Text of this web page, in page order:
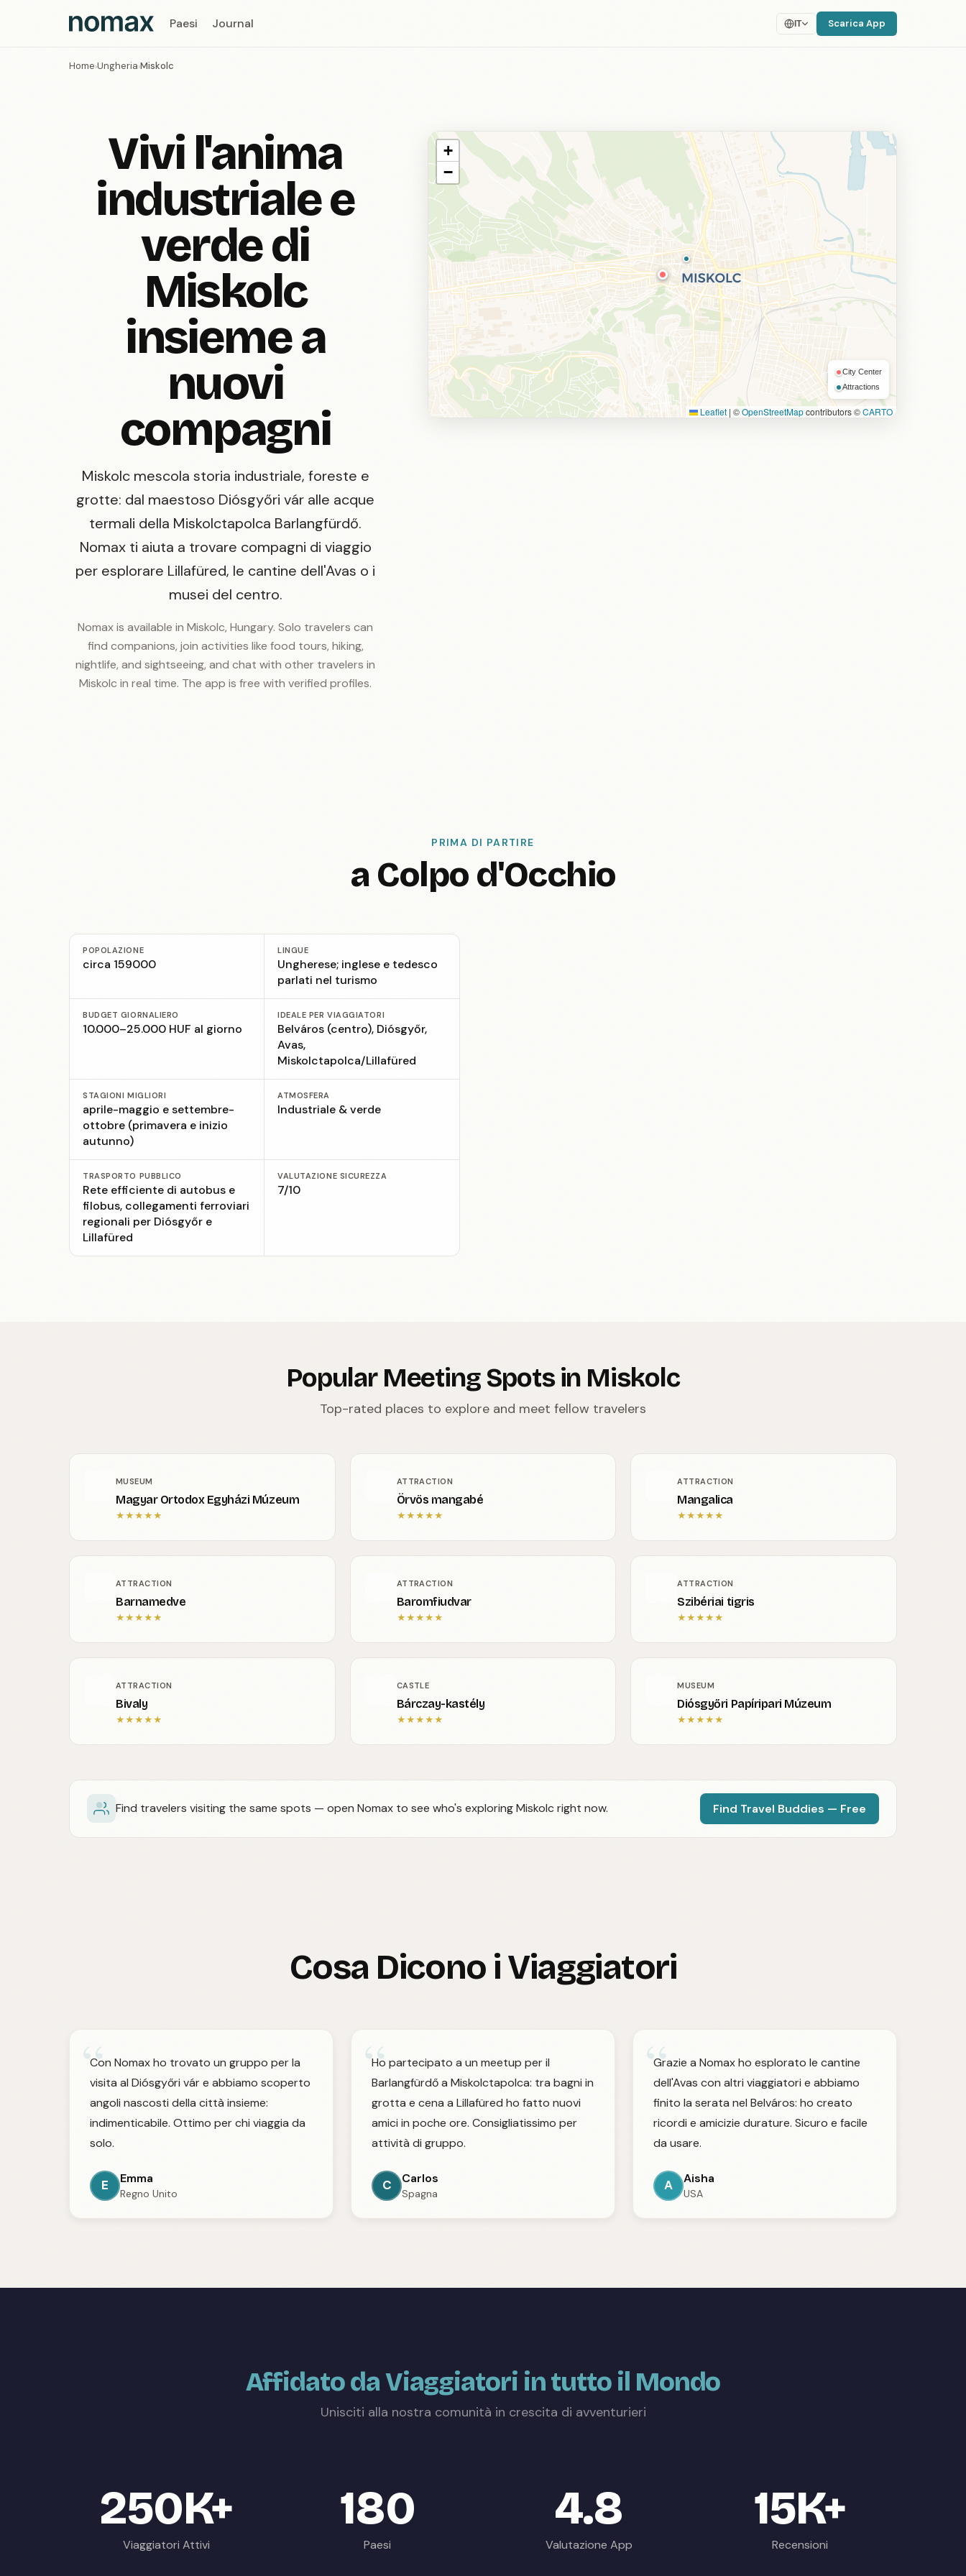
Paesi Journal IT Scarica App
Home›Ungheria›Miskolc
Vivi l'anima
industriale e
verde di
Miskolc
insieme a
nuovi
compagni
Miskolc mescola storia industriale, foreste e
grotte: dal maestoso Diósgyőri vár alle acque
termali della Miskolctapolca Barlangfürdő.
Nomax ti aiuta a trovare compagni di viaggio
per esplorare Lillafüred, le cantine dell'Avas o i
musei del centro.
Nomax is available in Miskolc, Hungary. Solo travelers can
find companions, join activities like food tours, hiking,
nightlife, and sightseeing, and chat with other travelers in
Miskolc in real time. The app is free with verified profiles.
+
−
City Center
Attractions
Leaflet | ©OpenStreetMapcontributors ©CARTO
PRIMA DI PARTIRE
a Colpo d'Occhio
POPOLAZIONE
circa 159000
LINGUE
Ungherese; inglese e tedesco
parlati nel turismo
BUDGET GIORNALIERO
10.000–25.000 HUF al giorno
IDEALE PER VIAGGIATORI
Belváros (centro), Diósgyőr,
Avas,
Miskolctapolca/Lillafüred
STAGIONI MIGLIORI
aprile-maggio e settembre-
ottobre (primavera e inizio
autunno)
ATMOSFERA
Industriale & verde
TRASPORTO PUBBLICO
Rete efficiente di autobus e
filobus, collegamenti ferroviari
regionali per Diósgyőr e
Lillafüred
VALUTAZIONE SICUREZZA
7/10
Popular Meeting Spots in Miskolc
Top-rated places to explore and meet fellow travelers
MUSEUM
Magyar Ortodox Egyházi Múzeum
★★★★★
ATTRACTION
Örvös mangabé
★★★★★
ATTRACTION
Mangalica
★★★★★
ATTRACTION
Barnamedve
★★★★★
ATTRACTION
Baromfiudvar
★★★★★
ATTRACTION
Szibériai tigris
★★★★★
ATTRACTION
Bivaly
★★★★★
CASTLE
Bárczay-kastély
★★★★★
MUSEUM
Diósgyőri Papíripari Múzeum
★★★★★
Find travelers visiting the same spots — open Nomax to see who's exploring Miskolc right now. Find Travel Buddies — Free
Cosa Dicono i Viaggiatori
“
Con Nomax ho trovato un gruppo per la
visita al Diósgyőri vár e abbiamo scoperto
angoli nascosti della città insieme:
indimenticabile. Ottimo per chi viaggia da
solo.
E Emma
Regno Unito
“
Ho partecipato a un meetup per il
Barlangfürdő a Miskolctapolca: tra bagni in
grotta e cena a Lillafüred ho fatto nuovi
amici in poche ore. Consigliatissimo per
attività di gruppo.
C Carlos
Spagna
“
Grazie a Nomax ho esplorato le cantine
dell'Avas con altri viaggiatori e abbiamo
finito la serata nel Belváros: ho creato
ricordi e amicizie durature. Sicuro e facile
da usare.
A Aisha
USA
Affidato da Viaggiatori in tutto il Mondo
Unisciti alla nostra comunità in crescita di avventurieri
250K+
Viaggiatori Attivi
180
Paesi
4.8
Valutazione App
15K+
Recensioni